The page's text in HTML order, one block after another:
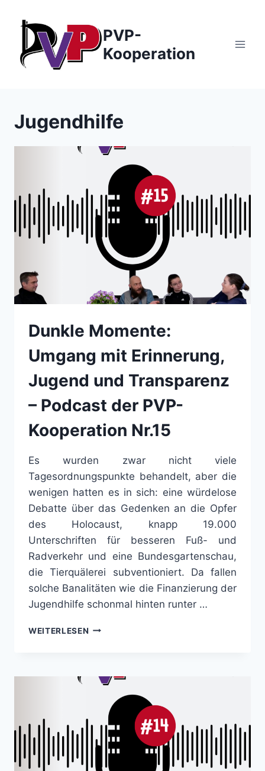
Inhalt
springen
PVP-
Kooperation
Jugendhilfe
Dunkle Momente:
Umgang mit Erinnerung,
Jugend und Transparenz
– Podcast der PVP-
Kooperation Nr.15
Es wurden zwar nicht viele
Tagesordnungspunkte behandelt, aber die
wenigen hatten es in sich: eine würdelose
Debatte über das Gedenken an die Opfer
des Holocaust, knapp 19.000
Unterschriften für besseren Fuß- und
Radverkehr und eine Bundesgartenschau,
die Tierquälerei subventioniert. Da fallen
solche Banalitäten wie die Finanzierung der
Jugendhilfe schonmal hinten runter …
WEITERLESEN DUNKLE
ERINNERUNG,
TRANSPARENZ
–
PODCAST
PVP-